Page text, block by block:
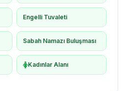
Engelli Tuvaleti
Sabah Namazı Buluşması
Kadınlar Alanı